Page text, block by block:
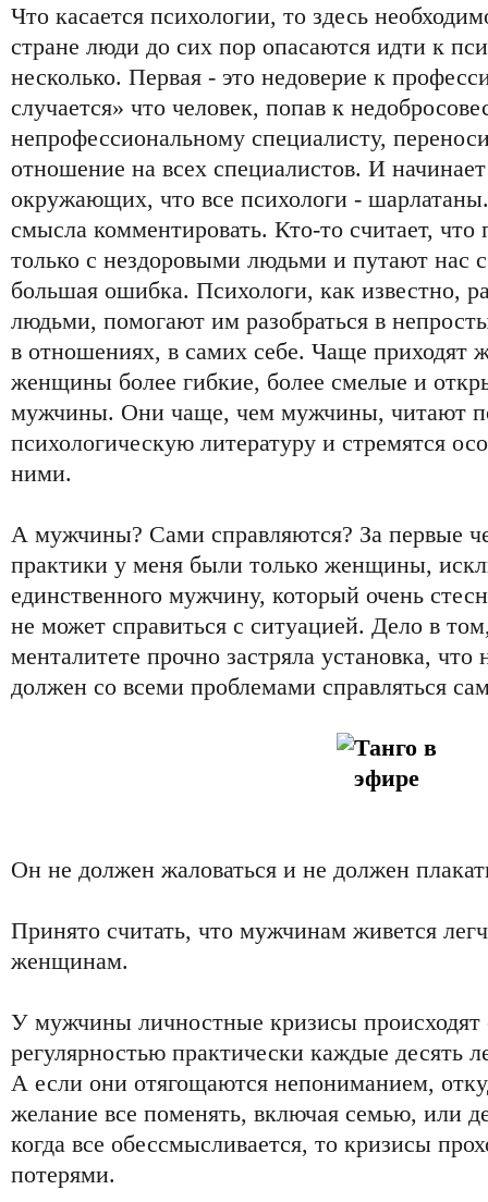
Что касается психологии, то здесь
стране люди до сих пор опасаются идти к
несколько. Первая - это недоверие к
случается» что человек, попав к
непрофессиональному специалисту,
отношение на всех специалистов. И
окружающих, что все психологи -
смысла комментировать. Кто-то считает, что
только с нездоровыми людьми и путают нас
большая ошибка. Психологи, как известно,
людьми, помогают им разобраться в
в отношениях, в самих себе. Чаще
женщины более гибкие, более смелые и
мужчины. Они чаще, чем мужчины, читают
психологическую литературу и стремятся
ними.
А мужчины? Сами справляются? За первые
практики у меня были только женщины,
единственного мужчину, который очень
не может справиться с ситуацией. Дело в
менталитете прочно застряла установка,
должен со всеми проблемами справляться
Он не должен жаловаться и не должен
Принято считать, что мужчинам живется
женщинам.
У мужчины личностные кризисы
регулярностью практически каждые десять
А если они отягощаются непониманием,
желание все поменять, включая семью, или
когда все обессмысливается, то кризисы
потерями.